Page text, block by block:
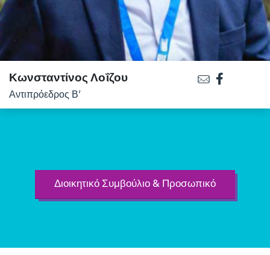
Κωνσταντίνος Λοΐζου
Αντιπρόεδρος Β’
Διοικητικό Συμβούλιο & Προσωπικό